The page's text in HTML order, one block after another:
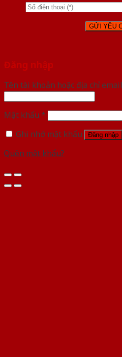
Đăng nhập
Tên tài khoản hoặc địa chỉ email
Mật khẩu *
Ghi nhớ mật khẩu
Đăng nhập
Quên mật khẩu?